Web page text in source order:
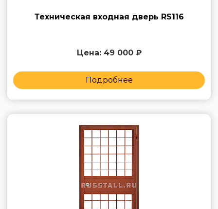
Техническая входная дверь RS116
Цена: 49 000 ₽
Подробнее